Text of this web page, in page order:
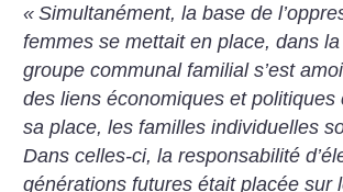
« Simultanément, la base de
femmes se mettait en place, dans
groupe communal familial s’est
des liens économiques et politiques
sa place, les familles individuelles
Dans celles-ci, la responsabilité
générations futures était placée sur